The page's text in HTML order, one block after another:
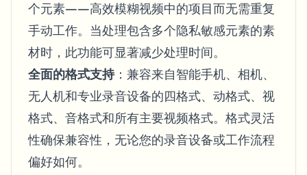
个元素——高效模糊视频中的项目而无需重复
手动工作。当处理包含多个隐私敏感元素的素
材时，此功能可显著减少处理时间。
全面的格式支持：兼容来自智能手机、相机、
无人机和专业录音设备的四格式、动格式、视
格式、音格式和所有主要视频格式。格式灵活
性确保兼容性，无论您的录音设备或工作流程
偏好如何。